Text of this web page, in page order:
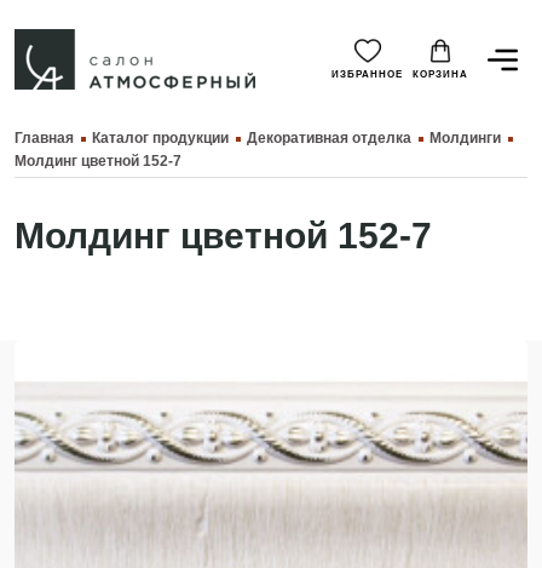
ИЗБРАННОЕ КОРЗИНА
Главная Каталог продукции Декоративная отделка
Молдинги
Молдинг цветной 152-7
Молдинг цветной 152-7